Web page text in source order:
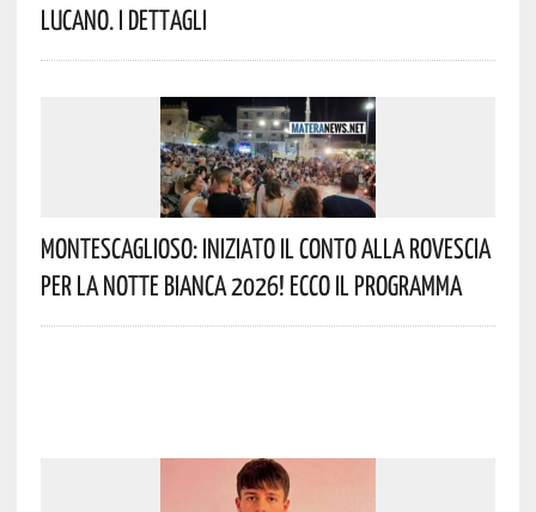
Lucano. I Dettagli
Montescaglioso: Iniziato Il Conto Alla Rovescia
Per La Notte Bianca 2026! Ecco Il Programma